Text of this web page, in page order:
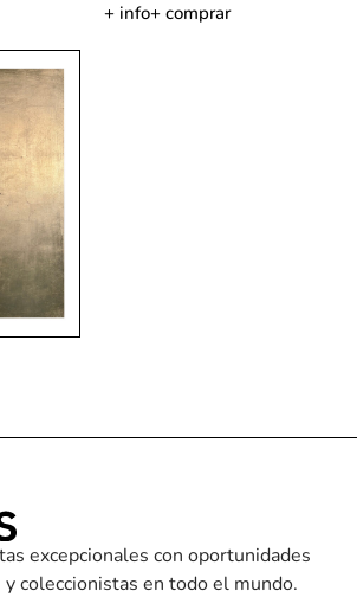
+ info+ comprar
excepcionales con oportunidades
coleccionistas en todo el mundo.